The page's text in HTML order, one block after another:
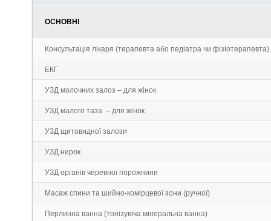
ОСНОВНІ
Консультація лікаря (терапевта або педіатра чи фізіотерапевта)
ЕКГ
УЗД молочних залоз – для жінок
УЗД малого таза – для жінок
УЗД щитовидної залози
УЗД нирок
УЗД органів черевної порожнини
Масаж спини та шийно-комірцевої зони (ручної)
Перлинна ванна (тонізуюча мінеральна ванна)